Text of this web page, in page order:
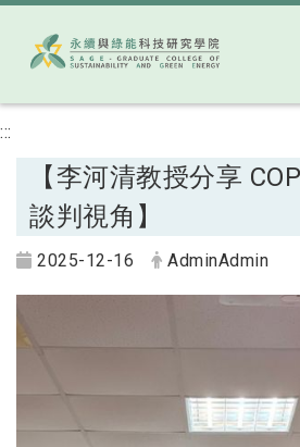
跳到主要
:::
【李河清教授分享
談判視角】
2025-12-16 AdminAdmin